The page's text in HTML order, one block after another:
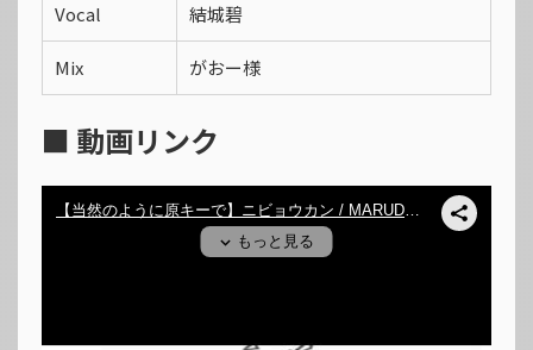
Vocal 結城碧
Mix がおー様
■ 動画リンク